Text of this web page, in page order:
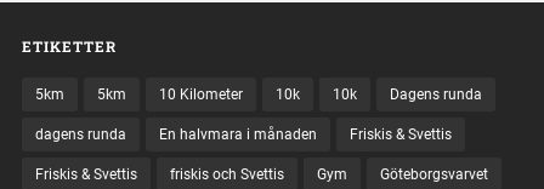
ETIKETTER
5km 5km 10 Kilometer 10k 10k Dagens runda
dagens runda En halvmara i månaden Friskis & Svettis
Friskis & Svettis friskis och Svettis Gym Göteborgsvarvet